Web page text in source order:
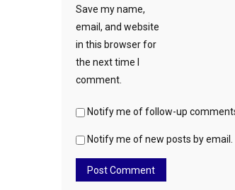
Save my name,
email, and website
in this browser for
the next time I
comment.
Notify me of follow-up
Notify me of new posts by email.